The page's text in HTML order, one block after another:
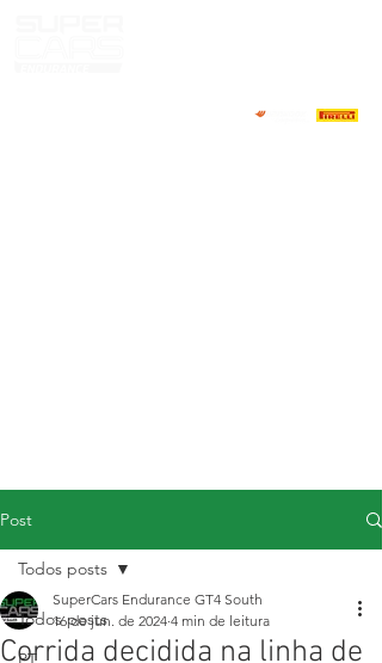
Post
Todos posts
Todos posts
Corrida decidida na linha de
SuperCars Endurance GT4 South
16 de jun. de 2024 4 min de leitura